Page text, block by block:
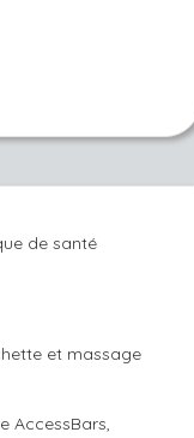
de santé
et massage
AccessBars,